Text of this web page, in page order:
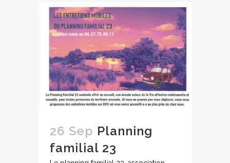
26 Sep Planning
familial 23